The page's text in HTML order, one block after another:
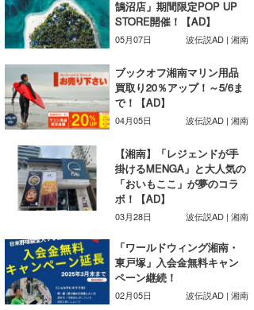
鵠沼店」期間限定POP UP
STORE開催！【AD】
05月07日 波伝説AD | 湘南
ブックオフ湘南マリン用品
買取り20％アップ！～5/6ま
で！【AD】
04月05日 波伝説AD | 湘南
【湘南】「レジェンドが手
掛けるMENGA」と大人気の
「おいもここ」が夢のコラ
ボ！【AD】
03月28日 波伝説AD | 湘南
「ワールドウィング湘南・
東戸塚」入会金無料キャン
ペーン継続！
02月05日 波伝説AD | 湘南
wanda
banpaku
Mr.K
chappy
Romisea